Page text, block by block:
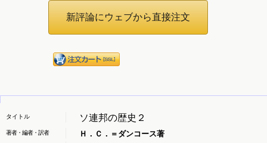
ソ連邦の歴史２
タイトル
著者・編者・訳者
Ｈ．Ｃ．＝ダンコース著